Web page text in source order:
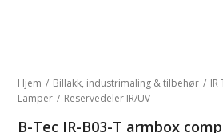
Hjem / Billakk, industrimaling & tilbehør / IR
Lamper / Reservedeler IR/UV
B-Tec IR-B03-T armbox